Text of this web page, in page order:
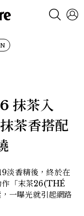
抹茶入
茶香搭配
淡香精後，終於在
作「末茶26(THÉ
一曝光就引起網路